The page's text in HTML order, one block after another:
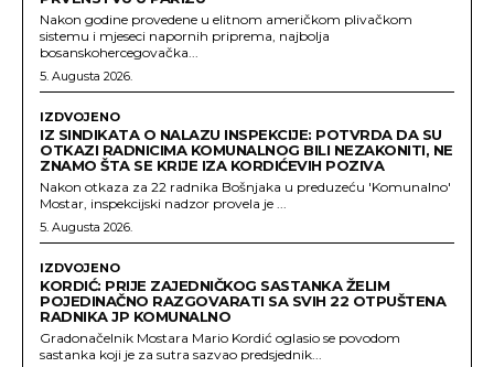
Nakon godine provedene u elitnom američkom plivačkom
sistemu i mjeseci napornih priprema, najbolja
bosanskohercegovačka...
5. Augusta 2026.
IZDVOJENO
IZ SINDIKATA O NALAZU INSPEKCIJE: POTVRDA DA SU
OTKAZI RADNICIMA KOMUNALNOG BILI NEZAKONITI, NE
ZNAMO ŠTA SE KRIJE IZA KORDIĆEVIH POZIVA
Nakon otkaza za 22 radnika Bošnjaka u preduzeću 'Komunalno'
Mostar, inspekcijski nadzor provela je ...
5. Augusta 2026.
IZDVOJENO
KORDIĆ: PRIJE ZAJEDNIČKOG SASTANKA ŽELIM
POJEDINAČNO RAZGOVARATI SA SVIH 22 OTPUŠTENA
RADNIKA JP KOMUNALNO
Gradonačelnik Mostara Mario Kordić oglasio se povodom
sastanka koji je za sutra sazvao predsjednik...